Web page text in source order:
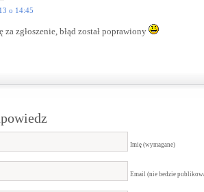
o 14:45
za zgłoszenie, błąd został poprawiony
Imię (wymagane)
Email (nie bedzie